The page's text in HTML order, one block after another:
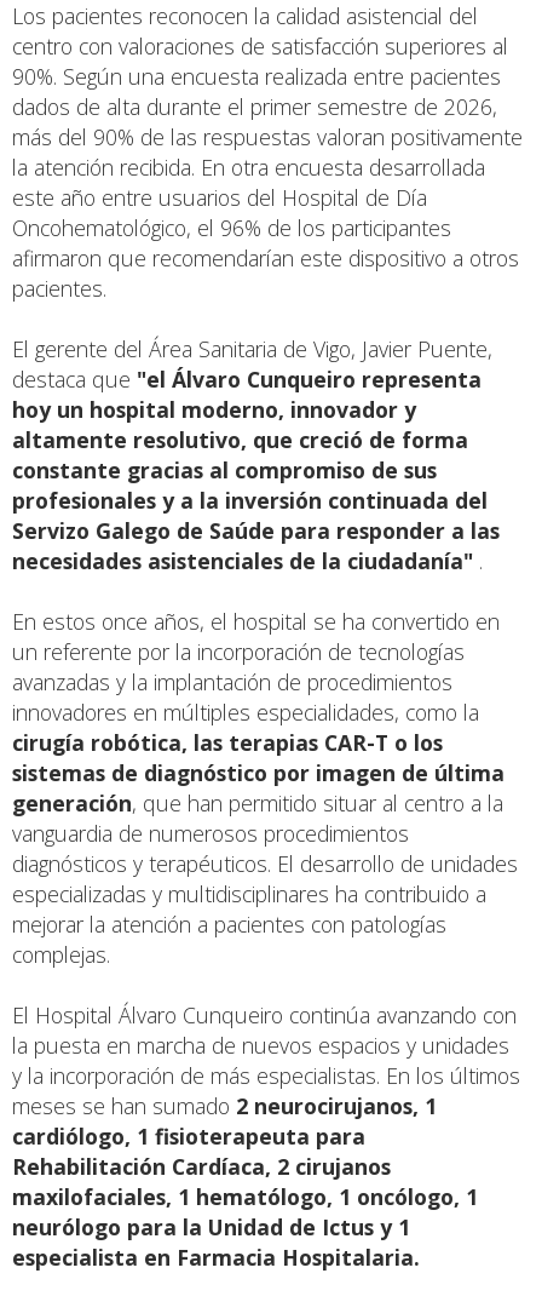
Los pacientes reconocen la calidad asistencial del
centro con valoraciones de satisfacción superiores al
90%. Según una encuesta realizada entre pacientes
dados de alta durante el primer semestre de 2026,
más del 90% de las respuestas valoran positivamente
la atención recibida. En otra encuesta desarrollada
este año entre usuarios del Hospital de Día
Oncohematológico, el 96% de los participantes
afirmaron que recomendarían este dispositivo a otros
pacientes.
El gerente del Área Sanitaria de Vigo, Javier Puente,
destaca que "el Álvaro Cunqueiro representa
hoy un hospital moderno, innovador y
altamente resolutivo, que creció de forma
constante gracias al compromiso de sus
profesionales y a la inversión continuada del
Servizo Galego de Saúde para responder a las
necesidades asistenciales de la ciudadanía" .
En estos once años, el hospital se ha convertido en
un referente por la incorporación de tecnologías
avanzadas y la implantación de procedimientos
innovadores en múltiples especialidades, como la
cirugía robótica, las terapias CAR-T o los
sistemas de diagnóstico por imagen de última
generación, que han permitido situar al centro a la
vanguardia de numerosos procedimientos
diagnósticos y terapéuticos. El desarrollo de unidades
especializadas y multidisciplinares ha contribuido a
mejorar la atención a pacientes con patologías
complejas.
El Hospital Álvaro Cunqueiro continúa avanzando con
la puesta en marcha de nuevos espacios y unidades
y la incorporación de más especialistas. En los últimos
meses se han sumado 2 neurocirujanos, 1
cardiólogo, 1 fisioterapeuta para
Rehabilitación Cardíaca, 2 cirujanos
maxilofaciales, 1 hematólogo, 1 oncólogo, 1
neurólogo para la Unidad de Ictus y 1
especialista en Farmacia Hospitalaria.